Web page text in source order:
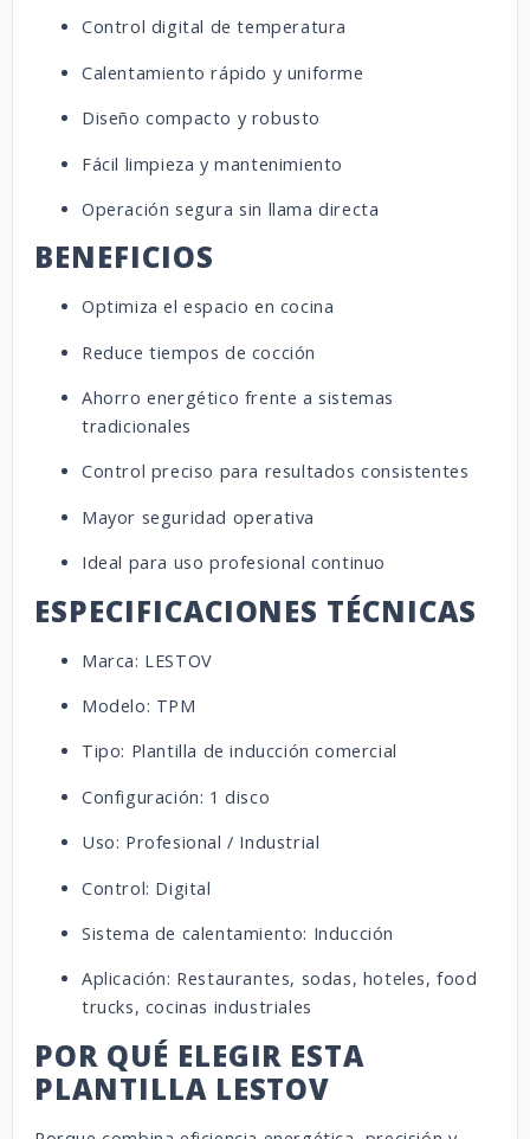
Control digital de temperatura
Calentamiento rápido y uniforme
Diseño compacto y robusto
Fácil limpieza y mantenimiento
Operación segura sin llama directa
BENEFICIOS
Optimiza el espacio en cocina
Reduce tiempos de cocción
Ahorro energético frente a sistemas
tradicionales
Control preciso para resultados consistentes
Mayor seguridad operativa
Ideal para uso profesional continuo
ESPECIFICACIONES TÉCNICAS
Marca: LESTOV
Modelo: TPM
Tipo: Plantilla de inducción comercial
Configuración: 1 disco
Uso: Profesional / Industrial
Control: Digital
Sistema de calentamiento: Inducción
Aplicación: Restaurantes, sodas, hoteles, food
trucks, cocinas industriales
POR QUÉ ELEGIR ESTA
PLANTILLA LESTOV